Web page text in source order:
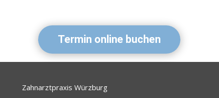
Termin online buchen
Zahnarztpraxis Würzburg